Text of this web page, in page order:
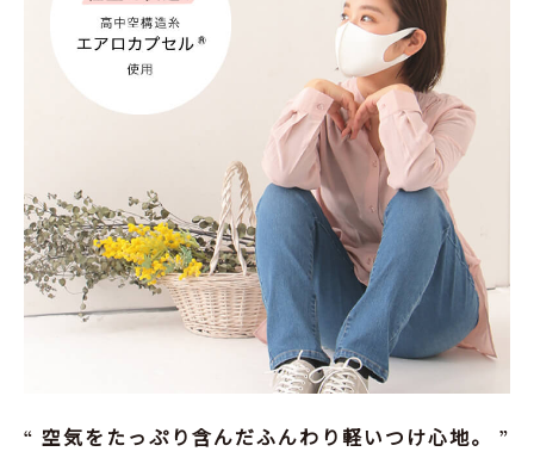
空気をたっぷり含んだふんわり軽いつけ心地。